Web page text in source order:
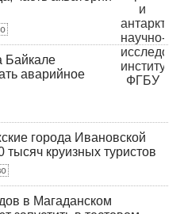
Байкале
аварийное
города Ивановской
круизных туристов
в Магаданском